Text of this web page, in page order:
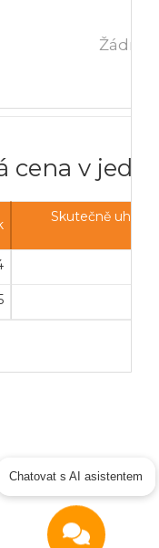
Žádná
cena v
Skutečně
Chatovat s AI asistentem